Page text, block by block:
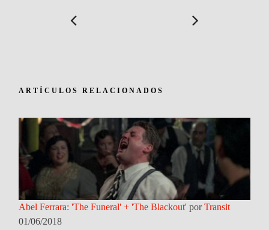
ARTÍCULOS RELACIONADOS
Abel Ferrara: 'The Funeral' + 'The Blackout' porTransit
01/06/2018